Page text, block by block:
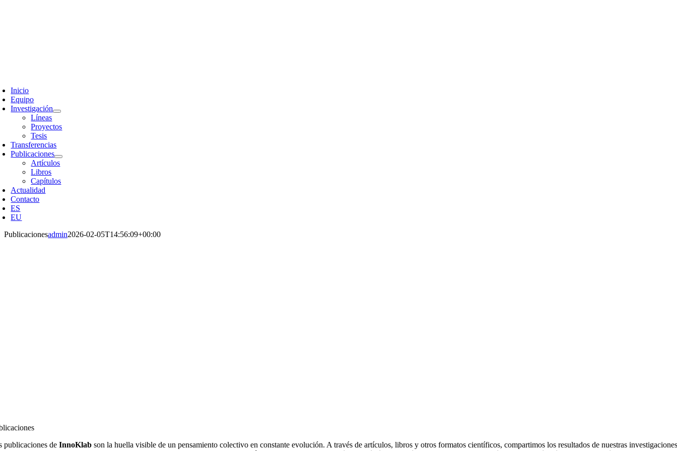
Inicio
Equipo
Investigación
Líneas
Proyectos
Tesis
Transferencias
Publicaciones
Artículos
Libros
Capítulos
Actualidad
Contacto
ES
EU
Publicacionesadmin2026-02-05T14:56:09+00:00
publicaciones deInnoKlab son la huella visible de un pensamiento colectivo en constante evolución. A través de artículos, libros y otros formatos científicos, compartimos los resultados de nuestras